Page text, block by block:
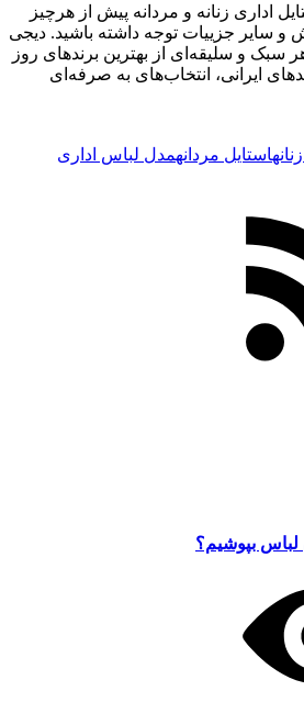
اداری زنانه و مردانه پیش از هرچیز
و سایر جزییات توجه داشته باشید. دیجی
سبک و سلیقه‌ای از بهترین برندهای روز
ایرانی، انتخاب‌های به صرفه‌ای
استایل مردانهمدل لباس اداری
لباس بپوشیم؟